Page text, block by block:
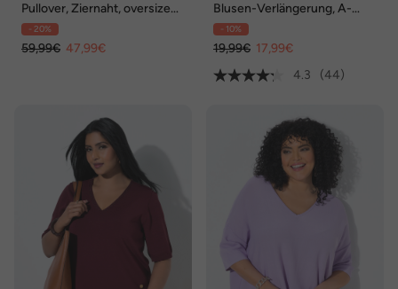
Pullover, Ziernaht, oversized,
V-Ausschnitt, Halbarm
- 20%
59,99€ 47,99€
Blusen-Verlängerung, A-
Linie, gerundeter Saum
- 10%
19,99€ 17,99€
4.3
(44)